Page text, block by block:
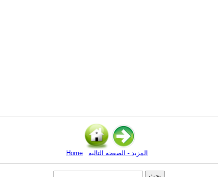
Home المزيد - الصفحة التالية